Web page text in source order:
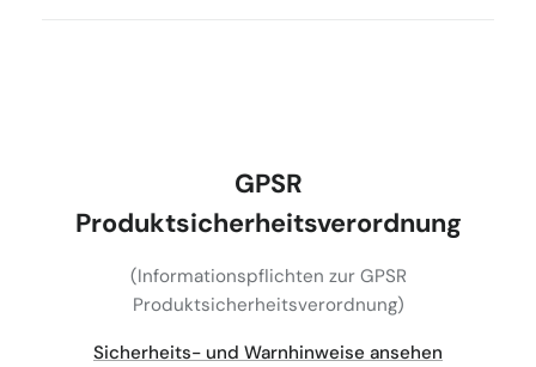
GPSR
Produktsicherheitsverordnung
(Informationspflichten zur GPSR
Produktsicherheitsverordnung)
Sicherheits- und Warnhinweise ansehen